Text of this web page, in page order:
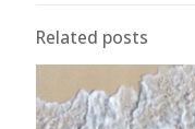
Related posts